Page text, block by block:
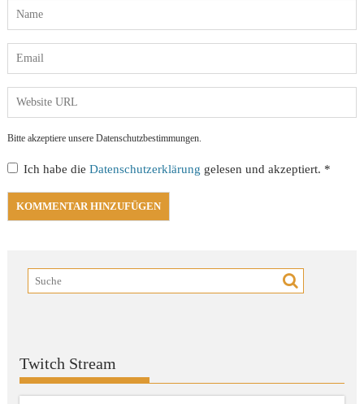
Bitte akzeptiere unsere Datenschutzbestimmungen.
Ich habe dieDatenschutzerklärung gelesen und akzeptiert. *
Twitch Stream